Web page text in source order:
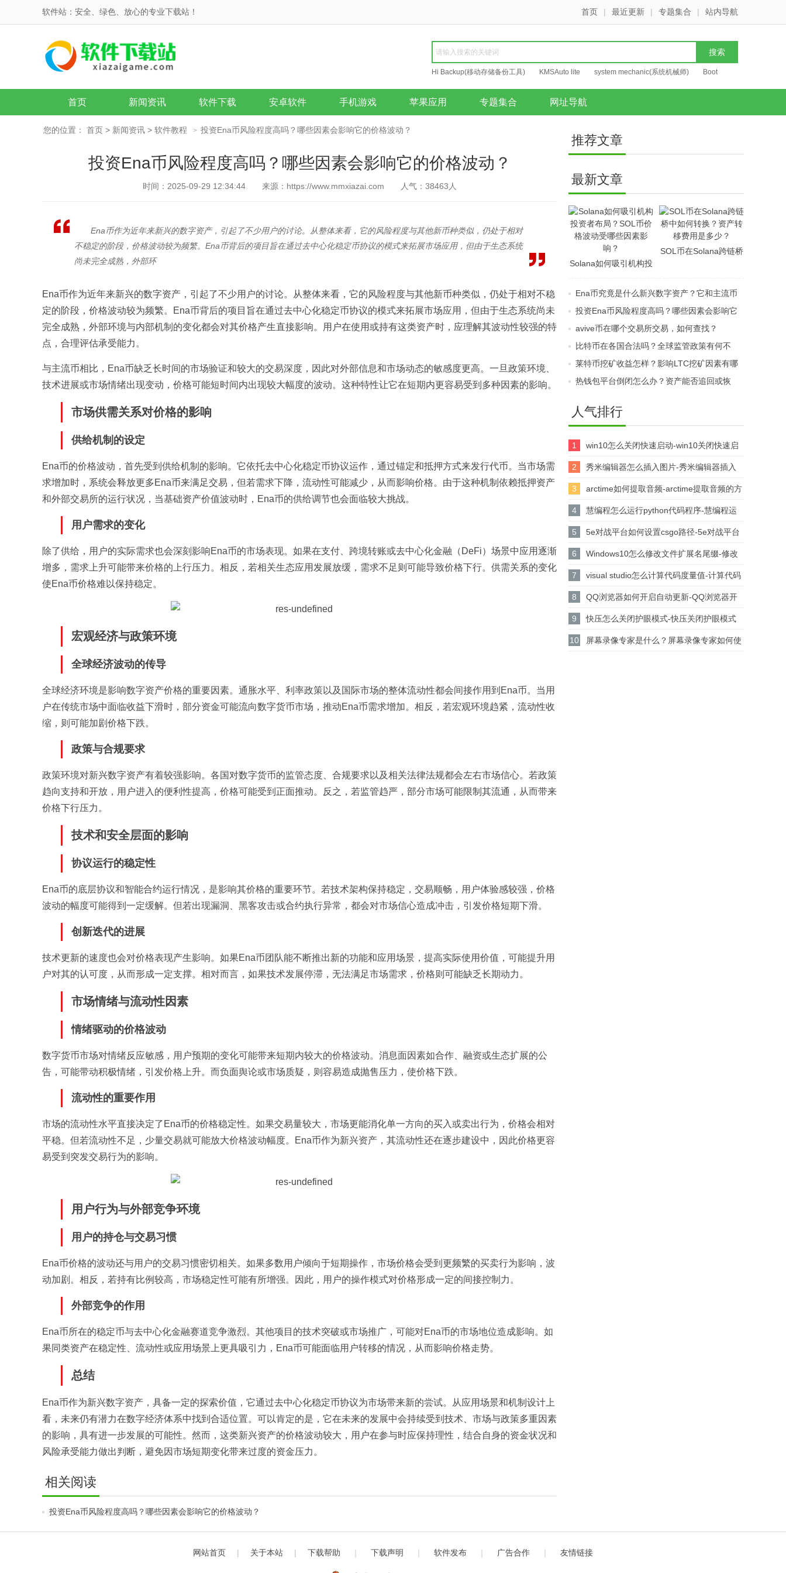
软件站：安全、绿色、放心的专业下载站！ 首页 | 最近更新 | 专题集合 | 站内导航
Hi Backup(移动存储备份工具) KMSAuto lite system mechanic(系统机械师) Boot
Repair
首页 新闻资讯 软件下载 安卓软件 手机游戏 苹果应用 专题集合 网址导航
您的位置： 首页 > 新闻资讯 > 软件教程 > 投资Ena币风险程度高吗？哪些因素会影响它的价格波动？
投资Ena币风险程度高吗？哪些因素会影响它的价格波动？
时间：2025-09-29 12:34:44 来源：https://www.mmxiazai.com 人气： 38463 人
Ena币作为近年来新兴的数字资产，引起了不少用户的讨论。从整体来看，它的风险程度与其他新币种类似，仍处于相对
不稳定的阶段，价格波动较为频繁。Ena币背后的项目旨在通过去中心化稳定币协议的模式来拓展市场应用，但由于生态系统
尚未完全成熟，外部环
Ena币作为近年来新兴的数字资产，引起了不少用户的讨论。从整体来看，它的风险程度与其他新币种类似，仍处于相对不稳
定的阶段，价格波动较为频繁。Ena币背后的项目旨在通过去中心化稳定币协议的模式来拓展市场应用，但由于生态系统尚未
完全成熟，外部环境与内部机制的变化都会对其价格产生直接影响。用户在使用或持有这类资产时，应理解其波动性较强的特
点，合理评估承受能力。
与主流币相比，Ena币缺乏长时间的市场验证和较大的交易深度，因此对外部信息和市场动态的敏感度更高。一旦政策环境、
技术进展或市场情绪出现变动，价格可能短时间内出现较大幅度的波动。这种特性让它在短期内更容易受到多种因素的影响。
市场供需关系对价格的影响
供给机制的设定
Ena币的价格波动，首先受到供给机制的影响。它依托去中心化稳定币协议运作，通过锚定和抵押方式来发行代币。当市场需
求增加时，系统会释放更多Ena币来满足交易，但若需求下降，流动性可能减少，从而影响价格。由于这种机制依赖抵押资产
和外部交易所的运行状况，当基础资产价值波动时，Ena币的供给调节也会面临较大挑战。
用户需求的变化
除了供给，用户的实际需求也会深刻影响Ena币的市场表现。如果在支付、跨境转账或去中心化金融（DeFi）场景中应用逐渐
增多，需求上升可能带来价格的上行压力。相反，若相关生态应用发展放缓，需求不足则可能导致价格下行。供需关系的变化
使Ena币价格难以保持稳定。
宏观经济与政策环境
全球经济波动的传导
全球经济环境是影响数字资产价格的重要因素。通胀水平、利率政策以及国际市场的整体流动性都会间接作用到Ena币。当用
户在传统市场中面临收益下滑时，部分资金可能流向数字货币市场，推动Ena币需求增加。相反，若宏观环境趋紧，流动性收
缩，则可能加剧价格下跌。
政策与合规要求
政策环境对新兴数字资产有着较强影响。各国对数字货币的监管态度、合规要求以及相关法律法规都会左右市场信心。若政策
趋向支持和开放，用户进入的便利性提高，价格可能受到正面推动。反之，若监管趋严，部分市场可能限制其流通，从而带来
价格下行压力。
技术和安全层面的影响
协议运行的稳定性
Ena币的底层协议和智能合约运行情况，是影响其价格的重要环节。若技术架构保持稳定，交易顺畅，用户体验感较强，价格
波动的幅度可能得到一定缓解。但若出现漏洞、黑客攻击或合约执行异常，都会对市场信心造成冲击，引发价格短期下滑。
创新迭代的进展
技术更新的速度也会对价格表现产生影响。如果Ena币团队能不断推出新的功能和应用场景，提高实际使用价值，可能提升用
户对其的认可度，从而形成一定支撑。相对而言，如果技术发展停滞，无法满足市场需求，价格则可能缺乏长期动力。
市场情绪与流动性因素
情绪驱动的价格波动
数字货币市场对情绪反应敏感，用户预期的变化可能带来短期内较大的价格波动。消息面因素如合作、融资或生态扩展的公
告，可能带动积极情绪，引发价格上升。而负面舆论或市场质疑，则容易造成抛售压力，使价格下跌。
流动性的重要作用
市场的流动性水平直接决定了Ena币的价格稳定性。如果交易量较大，市场更能消化单一方向的买入或卖出行为，价格会相对
平稳。但若流动性不足，少量交易就可能放大价格波动幅度。Ena币作为新兴资产，其流动性还在逐步建设中，因此价格更容
易受到突发交易行为的影响。
用户行为与外部竞争环境
用户的持仓与交易习惯
Ena币价格的波动还与用户的交易习惯密切相关。如果多数用户倾向于短期操作，市场价格会受到更频繁的买卖行为影响，波
动加剧。相反，若持有比例较高，市场稳定性可能有所增强。因此，用户的操作模式对价格形成一定的间接控制力。
外部竞争的作用
Ena币所在的稳定币与去中心化金融赛道竞争激烈。其他项目的技术突破或市场推广，可能对Ena币的市场地位造成影响。如
果同类资产在稳定性、流动性或应用场景上更具吸引力，Ena币可能面临用户转移的情况，从而影响价格走势。
总结
Ena币作为新兴数字资产，具备一定的探索价值，它通过去中心化稳定币协议为市场带来新的尝试。从应用场景和机制设计上
看，未来仍有潜力在数字经济体系中找到合适位置。可以肯定的是，它在未来的发展中会持续受到技术、市场与政策多重因素
的影响，具有进一步发展的可能性。然而，这类新兴资产的价格波动较大，用户在参与时应保持理性，结合自身的资金状况和
风险承受能力做出判断，避免因市场短期变化带来过度的资金压力。
相关阅读
投资Ena币风险程度高吗？哪些因素会影响它的价格波动？
推荐文章
最新文章
Solana如何吸引机构投
波动受哪些因素影响？
SOL币在Solana跨链桥
Ena币究竟是什么新兴数字资产？它和主流币
相比优势体现在哪？
投资Ena币风险程度高吗？哪些因素会影响它
的价格波动？
avive币在哪个交易所交易，如何查找？
比特币在各国合法吗？全球监管政策有何不
同？莱特币挖矿收益怎样？影响LTC挖矿因素有哪
些？热钱包平台倒闭怎么办？资产能否追回或恢
人气排行
1 win10怎么关闭快速启动-win10关闭快速启
动的方法
2 秀米编辑器怎么插入图片-秀米编辑器插入
图片的方法
3 arctime如何提取音频-arctime提取音频的方
法介绍
4 慧编程怎么运行python代码程序-慧编程运
行python代码程序的方法
5 5e对战平台如何设置csgo路径-5e对战平台
设置csgo路径的方法
6 Windows10怎么修改文件扩展名尾缀-修改
文件扩展名尾缀方法
7 visual studio怎么计算代码度量值-计算代码
度量值方法
8 QQ浏览器如何开启自动更新-QQ浏览器开
启自动更新的方法
9 快压怎么关闭护眼模式-快压关闭护眼模式
的方法介绍
10 屏幕录像专家是什么？屏幕录像专家如何使
网站首页 | 关于本站 | 下载帮助 下载声明 软件发布 广告合作 友情链接